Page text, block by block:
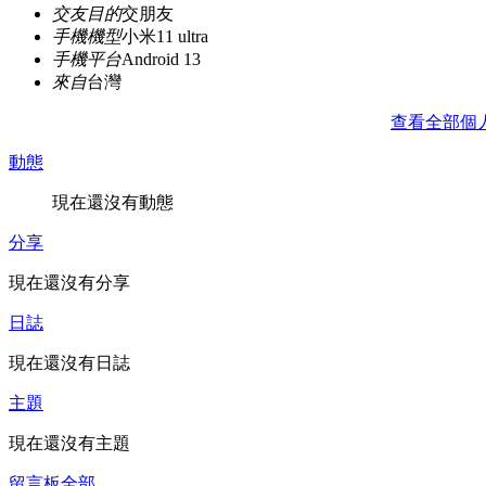
交友目的交朋友
手機機型小米11 ultra
手機平台Android 13
來自台灣
查看全部個
動態
現在還沒有動態
分享
現在還沒有分享
日誌
現在還沒有日誌
主題
現在還沒有主題